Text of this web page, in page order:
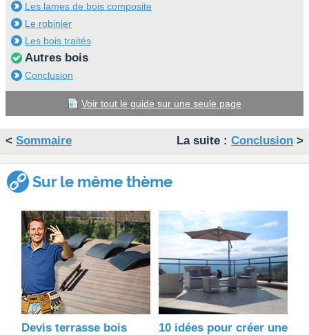
Les lames de bois composite
Le robinier
Les bois traités
Autres bois
Conclusion
Voir tout le guide sur une seule page
< Sommaire La suite : Conclusion >
Sur le même thème
Devis terrasse bois 10 idées pour créer une